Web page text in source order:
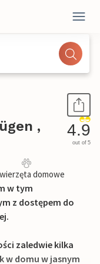
,
4.9
out of 5
domowe
w tym
z dostępem do
zaledwie kilka
w domu w jasnym